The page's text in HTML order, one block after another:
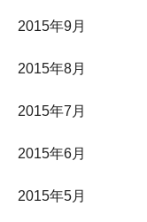
2015年9月
2015年8月
2015年7月
2015年6月
2015年5月